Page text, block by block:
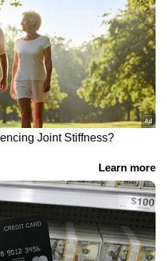
വാട്ടര്‍ ബോട്ടിലുകള്‍,
അടുക്കള
നിര്‍മ്മാണം